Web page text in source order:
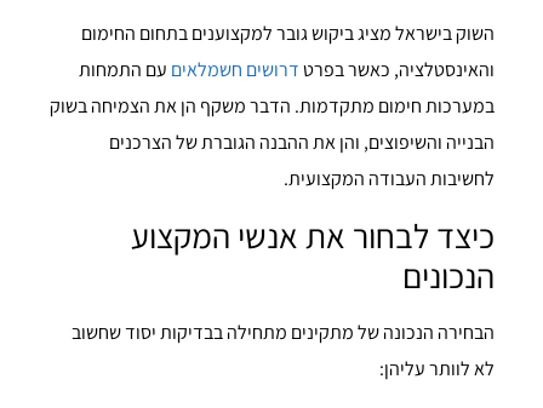
השוק בישראל מציג ביקוש גובר למקצוענים בתחום החימום
והאינסטלציה, כאשר בפרטדרושים חשמלאים עם התמחות
במערכות חימום מתקדמות. הדבר משקף הן את הצמיחה בשוק
הבנייה והשיפוצים, והן את ההבנה הגוברת של הצרכנים
לחשיבות העבודה המקצועית.
כיצד לבחור את אנשי המקצוע
הנכונים
הבחירה הנכונה של מתקינים מתחילה בבדיקות יסוד שחשוב
לא לוותר עליהן: